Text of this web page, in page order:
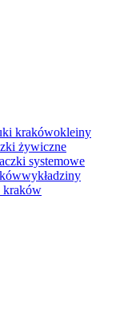
krakówokleiny
żywiczne
systemowe
wykładziny
kraków